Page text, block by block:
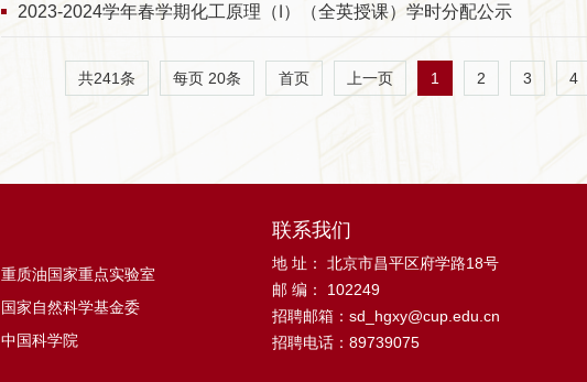
2023-2024学年春学期化工原理（Ⅰ）（全英授课）学时分配公示
共241条 每页 20条 首页 上一页 1 2 3 4
重质油国家重点实验室
国家自然科学基金委
中国科学院
联系我们
地 址： 北京市昌平区府学路18号
邮 编： 102249
招聘邮箱：sd_hgxy@cup.edu.cn
招聘电话：89739075